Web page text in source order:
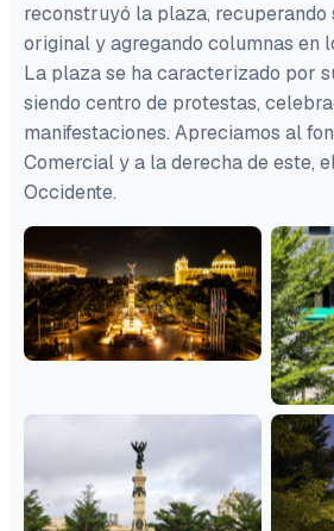
reconstruyó la plaza,
original y agregando columnas en
La plaza se ha caracterizado por
siendo centro de protestas,
manifestaciones. Apreciamos al
Comercial y a la derecha de este,
Occidente.